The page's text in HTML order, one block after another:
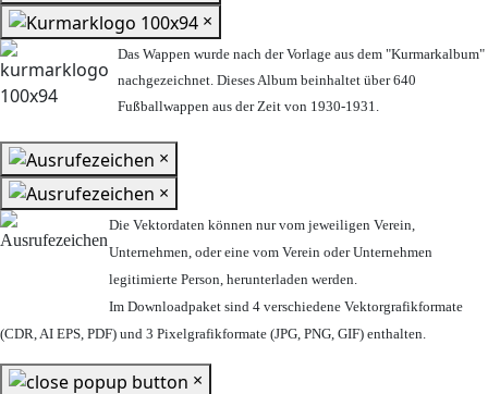
×
Das Wappen wurde nach der Vorlage aus dem "Kurmarkalbum"
nachgezeichnet. Dieses Album beinhaltet über 640
Fußballwappen aus der Zeit von 1930-1931.
×
×
Die Vektordaten können nur vom jeweiligen Verein,
Unternehmen, oder eine vom Verein oder Unternehmen
legitimierte Person, herunterladen werden.
Im Downloadpaket sind 4 verschiedene Vektorgrafikformate
(CDR, AI EPS, PDF) und 3 Pixelgrafikformate (JPG, PNG, GIF) enthalten.
×